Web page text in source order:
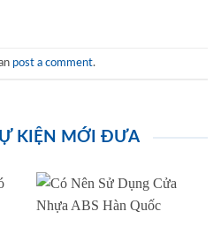
post a comment.
KIỆN MỚI ĐƯA